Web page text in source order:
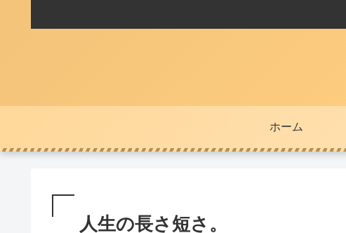
ホーム
人生の長さ短さ。